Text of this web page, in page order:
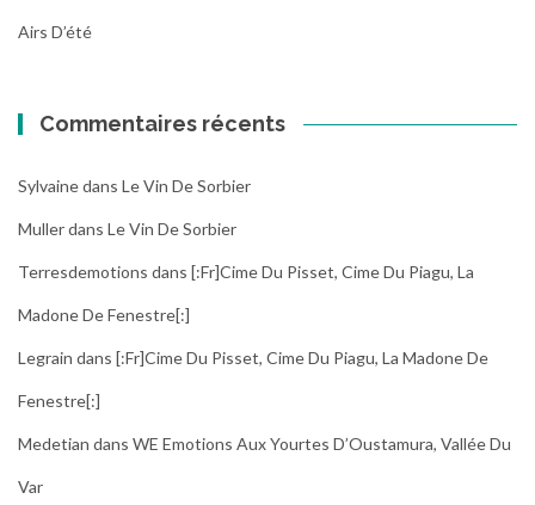
Airs D’été
Commentaires récents
Sylvainedans Le Vin De Sorbier
Mullerdans Le Vin De Sorbier
Terresdemotions dans [:fr]Cime Du Pisset, Cime Du Piagu, La
Madone De Fenestre[:]
Legrain dans [:fr]Cime Du Pisset, Cime Du Piagu, La Madone De
Fenestre[:]
Medetian dans WE Emotions Aux Yourtes D’Oustamura, Vallée Du
Var